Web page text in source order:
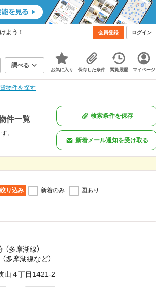
よう！ 会員登録 ログイン
調べる
お気に入り 保存した条件 閲覧履歴 マイページ
物件を探す
件一覧
。
検索条件を保存
新着メール通知を受け取る
絞り込み 新着のみ 図あり
（多摩湖線）
多摩湖線など）
山４丁目1421-2